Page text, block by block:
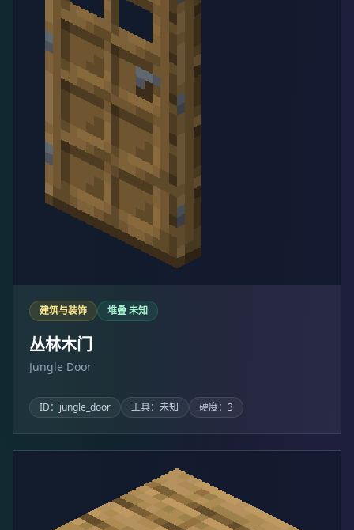
建筑与装饰 堆叠 未知
丛林木门
Jungle Door
ID：jungle_door 工具：未知 硬度：3